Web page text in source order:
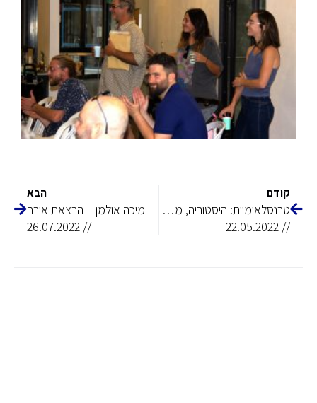
קודם
טרנסלאומיות: היסטוריה, מרחב, עיצוב
// 22.05.2022
הבא
מיכה אולמן – הרצאת אורח
// 26.07.2022